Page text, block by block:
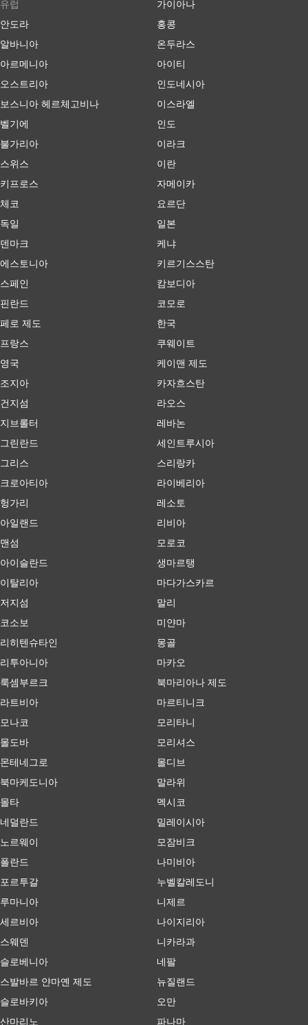
유럽
안도라
알바니아
아르메니아
오스트리아
보스니아 헤르체고비나
벨기에
불가리아
스위스
키프로스
체코
독일
덴마크
에스토니아
스페인
핀란드
페로 제도
프랑스
영국
조지아
건지섬
지브롤터
그린란드
그리스
크로아티아
헝가리
아일랜드
맨섬
아이슬란드
이탈리아
저지섬
코소보
리히텐슈타인
리투아니아
룩셈부르크
라트비아
모나코
몰도바
몬테네그로
북마케도니아
몰타
네덜란드
노르웨이
폴란드
포르투갈
루마니아
세르비아
스웨덴
슬로베니아
스발바르 얀마옌 제도
슬로바키아
산마리노
가이아나
홍콩
온두라스
아이티
인도네시아
이스라엘
인도
이라크
이란
자메이카
요르단
일본
케냐
키르기스스탄
캄보디아
코모로
한국
쿠웨이트
케이맨 제도
카자흐스탄
라오스
레바논
세인트루시아
스리랑카
라이베리아
레소토
리비아
모로코
생마르탱
마다가스카르
말리
미얀마
몽골
마카오
북마리아나 제도
마르티니크
모리타니
모리셔스
몰디브
말라위
멕시코
밀레이시아
모잠비크
나미비아
누벨칼레도니
니제르
나이지리아
니카라과
네팔
뉴질랜드
오만
파나마